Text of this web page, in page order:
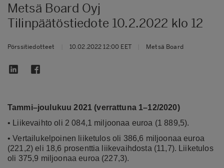
Metsä Board Oyj
Tilinpäätöstiedote 10.2.2022 klo 12
Pörssitiedotteet 10.02.2022 12:00 EET Metsä Board
Tammi–joulukuu 2021 (verrattuna 1–12/2020)
• Liikevaihto oli 2 084,1 miljoonaa euroa (1 889,5).
• Vertailukelpoinen liiketulos oli 386,6 miljoonaa euroa
(221,2) eli 18,6 prosenttia liikevaihdosta (11,7). Liiketulos
oli 375,9 miljoonaa euroa (227,3).